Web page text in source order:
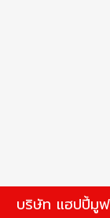
บริษัท แฮปปี้มู